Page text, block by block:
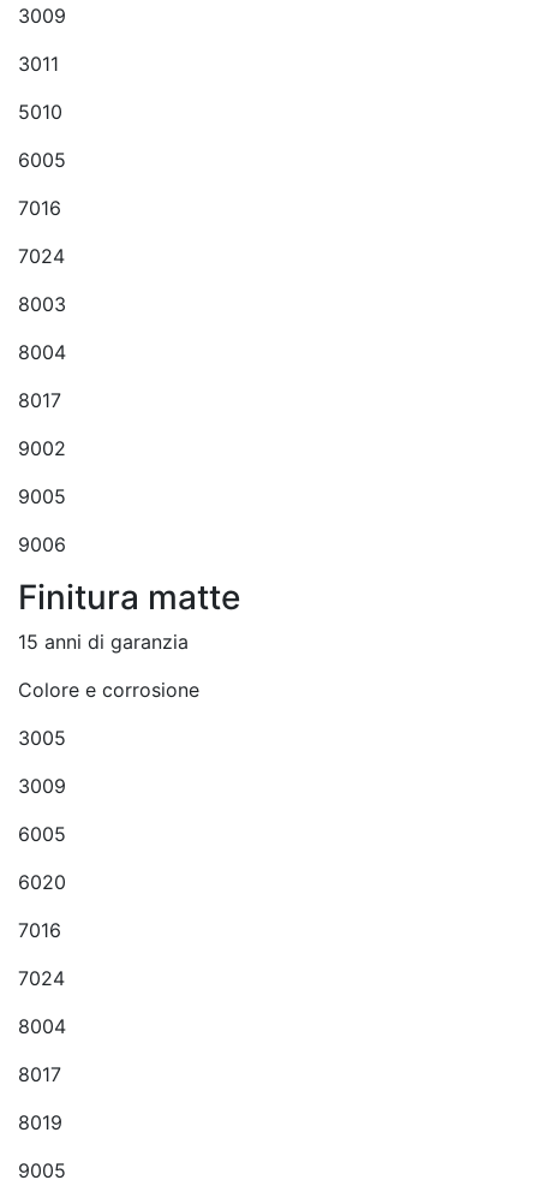
3009
3011
5010
6005
7016
7024
8003
8004
8017
9002
9005
9006
Finitura matte
15 anni di garanzia
Colore e corrosione
3005
3009
6005
6020
7016
7024
8004
8017
8019
9005